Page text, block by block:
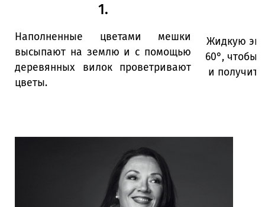
1.
Наполненные цветами мешки
высыпают на землю и с помощью
деревянных вилок проветривают
цветы.
Жидкую
60°, чтобы
и